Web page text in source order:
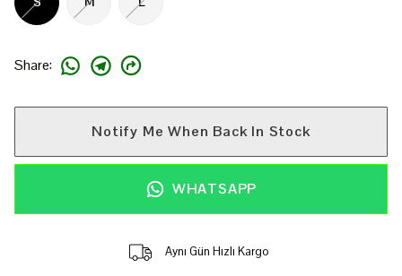
Share:
Notify Me When Back In Stock
WHATSAPP
Aynı Gün Hızlı Kargo